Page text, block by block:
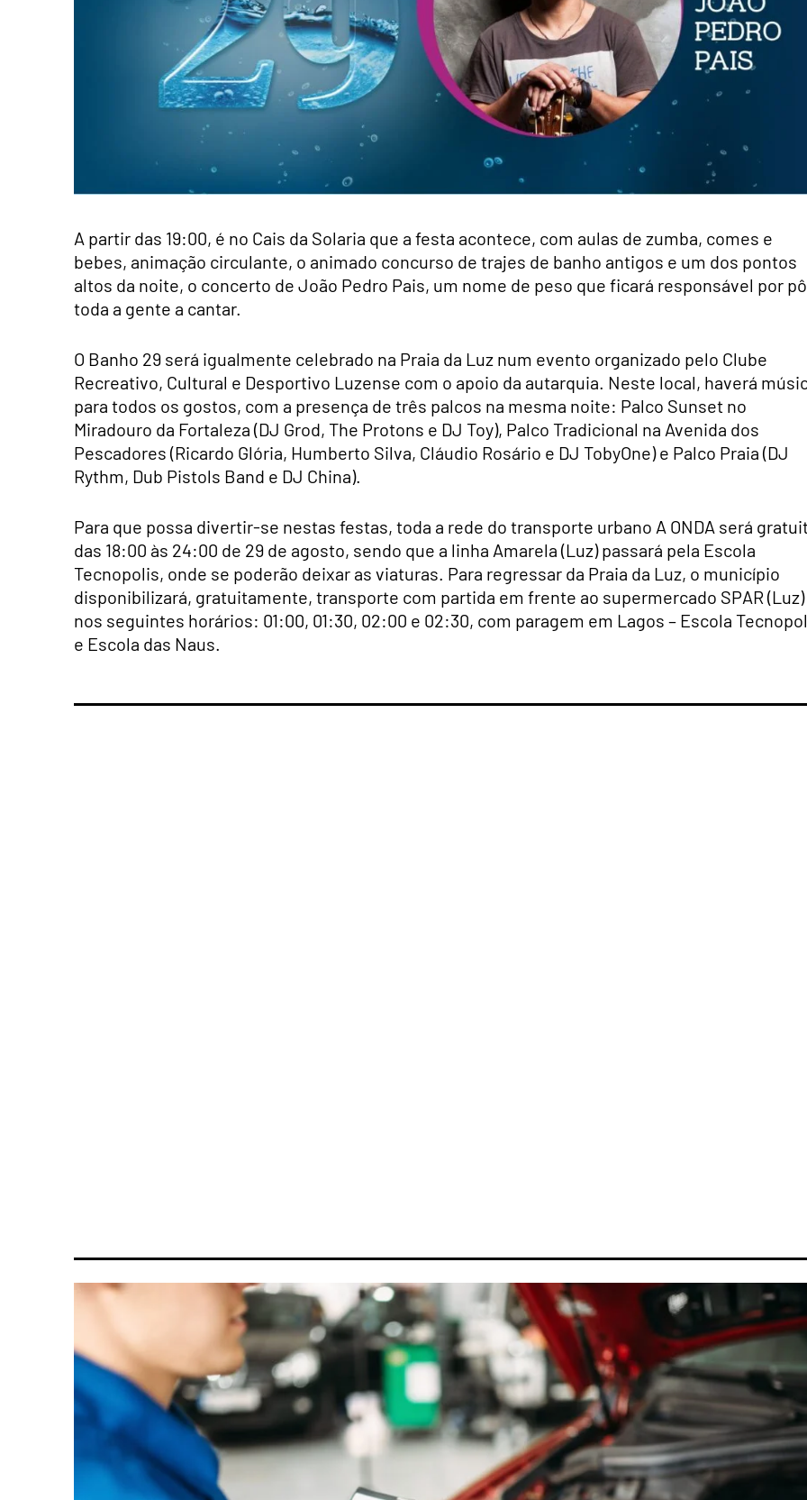
A partir das 19:00, é no Cais da Solaria que a festa acontece, com aulas de zumba, comes e
bebes, animação circulante, o animado concurso de trajes de banho antigos e um dos pontos
altos da noite, o concerto de João Pedro Pais, um nome de peso que ficará responsável por
toda a gente a cantar.
O Banho 29 será igualmente celebrado na Praia da Luz num evento organizado pelo Clube
Recreativo, Cultural e Desportivo Luzense com o apoio da autarquia. Neste local, haverá
para todos os gostos, com a presença de três palcos na mesma noite: Palco Sunset no
Miradouro da Fortaleza (DJ Grod, The Protons e DJ Toy), Palco Tradicional na Avenida dos
Pescadores (Ricardo Glória, Humberto Silva, Cláudio Rosário e DJ TobyOne) e Palco Praia (DJ
Rythm, Dub Pistols Band e DJ China).
Para que possa divertir-se nestas festas, toda a rede do transporte urbano A ONDA será
das 18:00 às 24:00 de 29 de agosto, sendo que a linha Amarela (Luz) passará pela Escola
Tecnopolis, onde se poderão deixar as viaturas. Para regressar da Praia da Luz, o município
disponibilizará, gratuitamente, transporte com partida em frente ao supermercado SPAR (Luz)
nos seguintes horários: 01:00, 01:30, 02:00 e 02:30, com paragem em Lagos – Escola
e Escola das Naus.